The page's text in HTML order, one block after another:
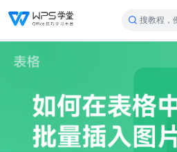
搜教程，